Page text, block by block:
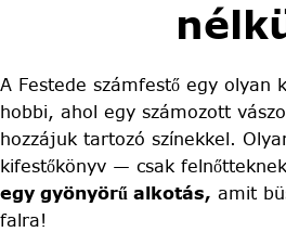
A Festede számfestő egy olyan
hobbi, ahol egy számozott
hozzájuk tartozó színekkel.
kifestőkönyv — csak
egy gyönyörű alkotás, amit
falra!